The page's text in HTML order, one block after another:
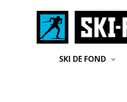
SKI DE FOND